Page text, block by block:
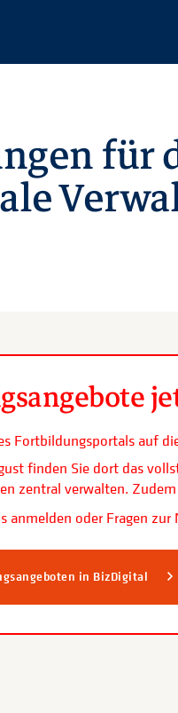
für
Fortbildungsportals auf
finden Sie dort das
zentral verwalten.
anmelden oder Fragen
in BizDigital